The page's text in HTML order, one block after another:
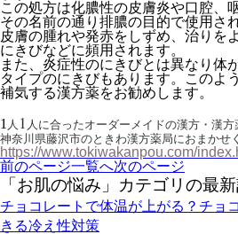
この処方は化膿性の皮膚炎や口腔、
その名前の通り排膿の目的で使用さ
皮膚の腫れや発赤をしずめ、治りを
にきびなどに頻用されます。
また、炎症性のにきびとは異なり体
タイプのにきびもあります。このよ
補気する漢方薬をお勧めします。
1 人 1 人に合ったオーダーメイドの漢方・漢方
神奈川県藤沢市のときわ漢方薬局におまかせ
https://www.tokiwakanpou.com/
前のページ一覧へ次のページ
「お肌の悩み」カテゴリの最
チョコレートで体温が上がる？チョ
きる冷え性対策